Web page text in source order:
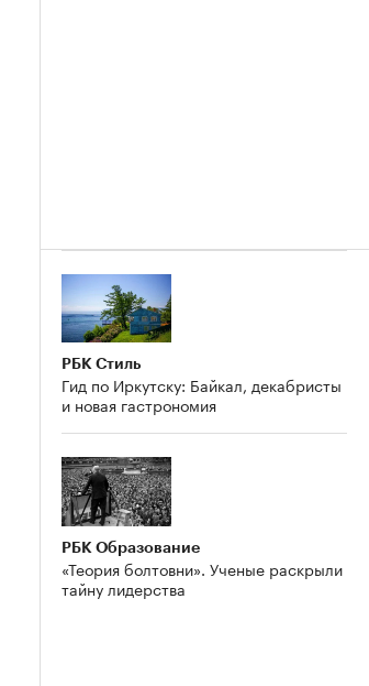
РБК Стиль
Гид по Иркутску: Байкал, декабристы
и новая гастрономия
РБК Образование
«Теория болтовни». Ученые раскрыли
тайну лидерства